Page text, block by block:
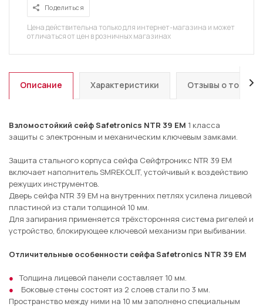
Поделиться
Цена действительна только для интернет-магазина и может
отличаться от цен в розничных магазинах
Описание Характеристики Отзывы о товаре
Взломостойкий сейф Safetronics NTR 39 EM 1 класса
защиты с электронным и механическим ключевым замками.
Защита стального корпуса сейфа Сейфтроникс NTR 39 EM
включает наполнитель SMREKOLIT, устойчивый к воздействию
режущих инструментов.
Дверь сейфа NTR 39 EM на внутренних петлях усилена лицевой
пластиной из стали толщиной 10 мм.
Для запирания применяется трёхсторонняя система ригелей и
устройство, блокирующее ключевой механизм при выбивании.
Отличительные особенности сейфа Safetronics NTR 39 EM
Толщина лицевой панели составляет 10 мм.
Боковые стены состоят из 2 слоев стали по 3 мм.
Пространство между ними на 10 мм заполнено специальным